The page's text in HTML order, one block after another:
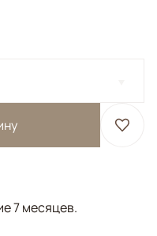
7 месяцев.